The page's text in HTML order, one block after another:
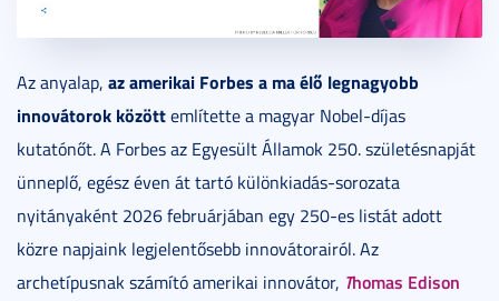
Az anyalap, az amerikai Forbes a ma élő legnagyobb
innovátorok közöttemlítette a magyar Nobel-díjas
kutatónőt. A Forbes az Egyesült Államok 250. születésnapját
ünneplő, egész éven át tartó különkiadás-sorozata
nyitányaként 2026 februárjában egy 250-es listát adott
közre napjaink legjelentősebb innovátorairól. Az
archetípusnak számító amerikai innovátor, Thomas Edison